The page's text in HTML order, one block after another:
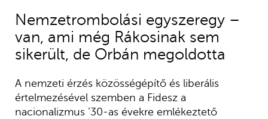
Nemzetrombolási egyszeregy –
van, ami még Rákosinak sem
sikerült, de Orbán megoldotta
A nemzeti érzés közösségépítő és liberális
értelmezésével szemben a Fidesz a
nacionalizmus ’30-as évekre emlékeztető